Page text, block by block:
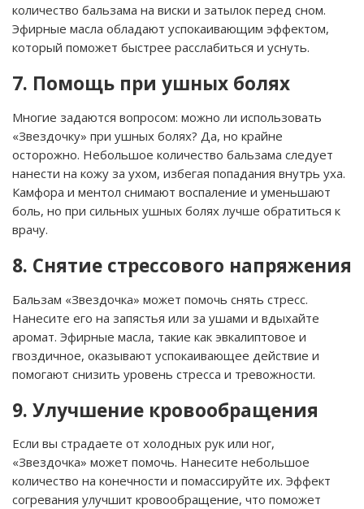
количество бальзама на виски и затылок перед сном.
Эфирные масла обладают успокаивающим эффектом,
который поможет быстрее расслабиться и уснуть.
7. Помощь при ушных болях
Многие задаются вопросом: можно ли использовать
«Звездочку» при ушных болях? Да, но крайне
осторожно. Небольшое количество бальзама следует
нанести на кожу за ухом, избегая попадания внутрь уха.
Камфора и ментол снимают воспаление и уменьшают
боль, но при сильных ушных болях лучше обратиться к
врачу.
8. Снятие стрессового напряжения
Бальзам «Звездочка» может помочь снять стресс.
Нанесите его на запястья или за ушами и вдыхайте
аромат. Эфирные масла, такие как эвкалиптовое и
гвоздичное, оказывают успокаивающее действие и
помогают снизить уровень стресса и тревожности.
9. Улучшение кровообращения
Если вы страдаете от холодных рук или ног,
«Звездочка» может помочь. Нанесите небольшое
количество на конечности и помассируйте их. Эффект
согревания улучшит кровообращение, что поможет